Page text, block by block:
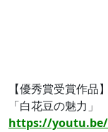
【優秀賞受賞作品】
「白花豆の魅力」
https://youtu.be/